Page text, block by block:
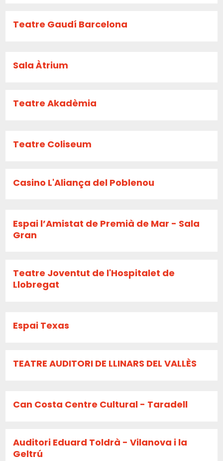
Teatre Gaudí Barcelona
Sala Àtrium
Teatre Akadèmia
Teatre Coliseum
Casino L'Aliança del Poblenou
Espai l’Amistat de Premià de Mar - Sala
Gran
Teatre Joventut de l'Hospitalet de
Llobregat
Espai Texas
TEATRE AUDITORI DE LLINARS DEL VALLÈS
Can Costa Centre Cultural - Taradell
Auditori Eduard Toldrà - Vilanova i la
Geltrú